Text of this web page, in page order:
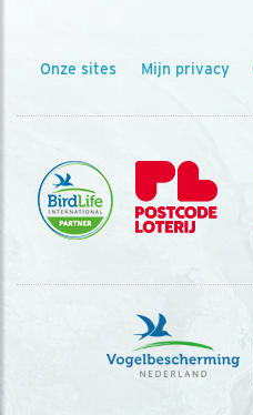
Onze sites Mijn privacy